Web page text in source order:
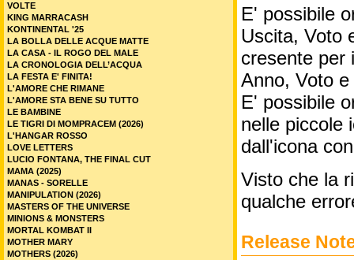
E' possibile
Uscita, Voto
cresente per
Anno, Voto
E' possibile
nelle piccole
dall'icona
Visto che la
qualche
Release
VOLTE
KING MARRACASH
KONTINENTAL '25
LA BOLLA DELLE ACQUE MATTE
LA CASA - IL ROGO DEL MALE
LA CRONOLOGIA DELL’ACQUA
LA FESTA E' FINITA!
L'AMORE CHE RIMANE
L'AMORE STA BENE SU TUTTO
LE BAMBINE
LE TIGRI DI MOMPRACEM (2026)
L'HANGAR ROSSO
LOVE LETTERS
LUCIO FONTANA, THE FINAL CUT
MAMA (2025)
MANAS - SORELLE
MANIPULATION (2026)
MASTERS OF THE UNIVERSE
MINIONS & MONSTERS
MORTAL KOMBAT II
MOTHER MARY
MOTHERS (2026)